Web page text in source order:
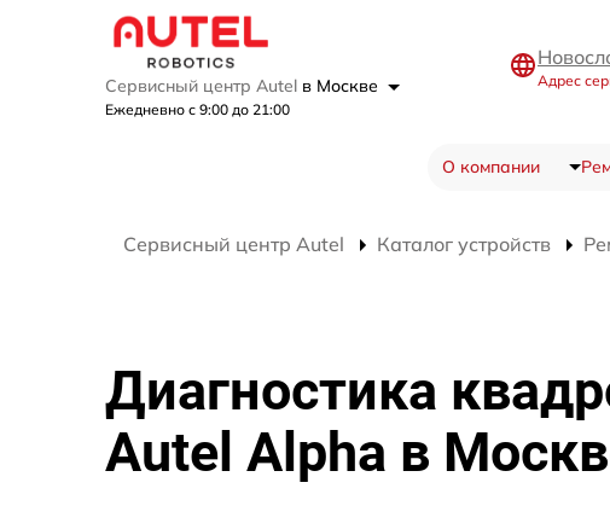
Сервисный центр Autel в Москве
Ежедневно с 9:00 до 21:00
Адрес
О компании
Сервисный центр Autel Каталог устройств
Диагностика
Autel Alpha в